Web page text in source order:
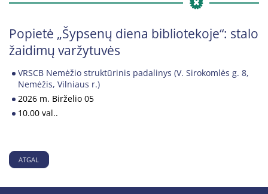
Popietė „Šypsenų diena bibliotekoje“: stalo
žaidimų varžytuvės
VRSCB Nemėžio struktūrinis padalinys (V. Sirokomlės g. 8,
Nemėžis, Vilniaus r.)
2026 m. Birželio 05
10.00 val..
ATGAL